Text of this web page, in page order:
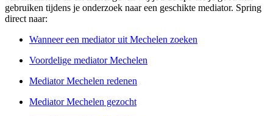
gebruiken tijdens je onderzoek naar een geschikte mediator. Spring
direct naar:
Wanneer een mediator uit Mechelen zoeken
Voordelige mediator Mechelen
Mediator Mechelen redenen
Mediator Mechelen gezocht